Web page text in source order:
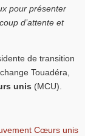
pour présenter
d’attente et
de transition
Touadéra,
unis (MCU).
Cœurs unis